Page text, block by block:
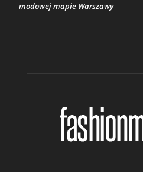
modowej mapie Warszawy